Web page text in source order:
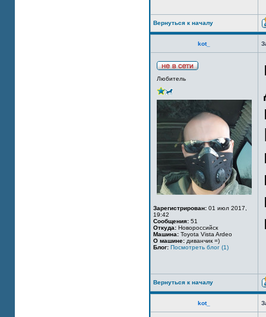
Вернуться к началу
kot_
Любитель
Зарегистрирован: 01 июл 2017,
19:42
Сообщения: 51
Откуда: Новороссийск
Машина: Toyota Vista Ardeo
О машине: диванчик =)
Блог: Посмотреть блог (1)
Вернуться к началу
kot_